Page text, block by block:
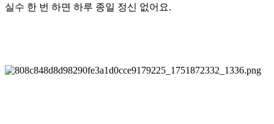
실수 한 번 하면 하루 종일 정신 없어요.